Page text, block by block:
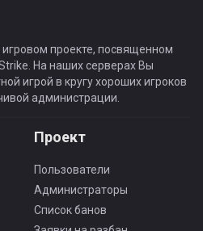
проекте, посвященном
На наших серверах Вы
игрой в кругу хороших игроков
администрации.
Проект
Пользователи
Администраторы
Список банов